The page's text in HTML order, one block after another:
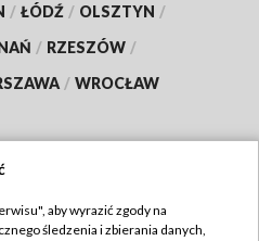
/ ŁÓDŹ / OLSZTYN /
/ RZESZÓW /
/ WROCŁAW
TVP
aby wyrazić zgody na
śledzenia i zbierania danych,